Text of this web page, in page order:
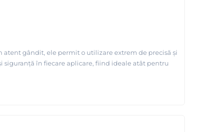
gândit, ele permit o utilizare extrem de precisă și
în fiecare aplicare, fiind ideale atât pentru